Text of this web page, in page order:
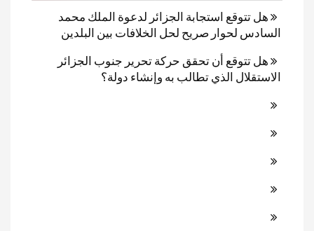
هل تتوقع استجابة الجزائر لدعوة الملك محمد
السادس لحوار صريح لحل الخلافات بين البلدين
هل تتوقع أن تحقق حركة تحرير جنوب الجزائر
الاستقلال الذي تطالب به وإنشاء دولة؟